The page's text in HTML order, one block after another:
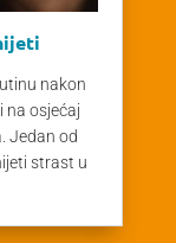
nakon
na osjećaj
Jedan od
strast u